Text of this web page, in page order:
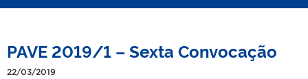
PAVE 2019/1 – Sexta Convocação
22/03/2019